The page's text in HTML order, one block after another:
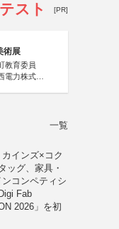
スト [PR]
術展
教育委員
電力株式会
一覧
カインズ×コク
ッグ、家具・
コンペティシ
Fab
2026」を初